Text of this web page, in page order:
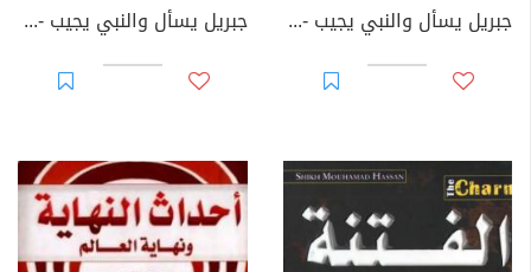
جبريل يسأل والنبي يجيب - المجلد السادس جبريل يسأل والنبي يجيب - المجلد السابع